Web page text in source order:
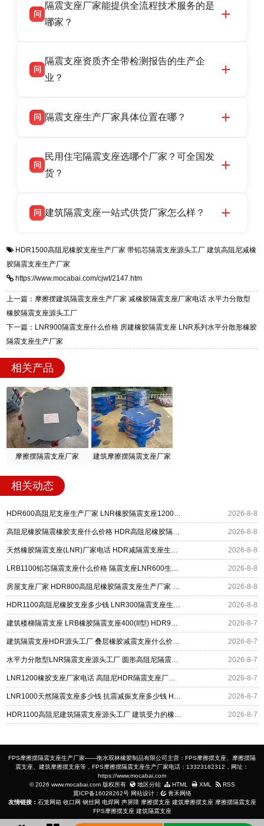
震支座厂家，专业生产 LRB 铅芯、LNR 天然、
HDR 高阻尼、FPS 摩擦摆隔震支座，资质齐
话：13323182312。
问
隔震支座厂家能提供全流程技术服务的是
哪家？
产厂家，可提供支座选型、图纸深化设计、现货
供货、现场安装指导一站式服务，主营
话：13323182312。
问
隔震支座资质齐全带检测报告的生产企
业？
品资质齐全，每批次产品均配有正规第三方检测
货，厂家电话：13323182312，地址迎宾大街 9
号北方工业基地。
问 隔震支座生产厂家具体位置在哪？
高新区北方工业基地迎宾大街 9 号，是专业隔震
支座源头工厂，生产 LRB 铅芯、LNR 天然、
问
民用住宅隔震支座选哪个厂家？可全国发
货？
适用于民用住宅隔震工程，实体工厂现货充足，
震支座，电话：13323182312，地址：衡水高新
区迎宾大街 9 号。
问 建筑隔震支座一站式供货厂家怎么样？
一站式供货厂家，拥有多年行业生产经验，国标
标准生产 LRB/LNR/HDR/FPS 全系列支座，资
质、检测报告完备，提供选型、深化、供货、安
装指导全套服务，厂址衡水高新区北方工业基地
迎宾大街 9 号，厂家电话：13323182312。
HDR1500高阻尼橡胶支座生产厂家 带铅芯隔震支座源头工厂 建筑高阻尼减橡
胶隔震支座生产厂家
https://www.mocabai.com/cjwt/2147.htm
上一篇：摩擦摆建筑隔震支座生产厂家 减橡胶隔震支座厂家电话 水平力分散型
橡胶隔震支座源头工厂
下一篇：LNR900隔震支座什么价格 房建橡胶隔震支座 LNR系列水平分散形橡胶
隔震支座生产厂家
相关产品
摩擦摆隔震支座厂家 建筑摩擦摆隔震支座厂家
相关动态
HDR600高阻尼支座生产厂家 LNR橡胶隔震支座1200厂家 建筑抗震铅芯支座厂家 2026-8-8
高阻尼橡胶隔震橡胶支座什么价格 HDR高阻尼橡胶隔震支座 HDR1200高阻尼建筑隔震支座生产厂家 2026-8-8
天然橡胶隔震支座(LNR)厂家电话 HDR减隔震支座生产厂家 LNR700支座多少钱 2026-8-8
LRB1100铅芯隔震支座什么价格 隔震支座LNR600生产厂家 HDR系列高阻尼隔震橡胶支座 2026-8-8
房屋支座厂家 HDR800高阻尼橡胶隔震支座生产厂家 LRB400铅芯支座什么价格 2026-8-8
HDR1100高阻尼橡胶支座多少钱 LNR300隔震支座生产厂家 LNR400隔震支座厂家 2026-8-8
建筑楼梯隔震支座 LRB橡胶隔震支座400(II型) HDR900高阻尼橡胶支座源头工厂 2026-8-7
建筑隔震支座HDR源头工厂 叠层橡胶减震支座什么价格 抗拔减震支座厂家 2026-8-7
水平力分散型LNR隔震支座源头工厂 圆形高阻尼隔震支座的源头工厂 HDR1300橡胶隔震支座源头工厂 2026-8-7
LNR1200橡胶支座厂家电话 高阻尼HDR隔震支座厂家电话 建筑橡胶组合隔震支座源头工厂 2026-8-7
LNR1000天然隔震支座多少钱 抗震减振支座多少钱 HDR(I)支座源头工厂 2026-8-7
HDR1100高阻尼建筑隔震支座源头工厂 建筑受力的橡胶隔震支座源头工厂 摩擦摆式减隔震支座 2026-8-7
FPS摩擦摆隔震支座生产厂家——衡水双林橡胶制品有限公司主营：FPS摩擦摆支座、摩擦摆隔
震支座、建筑摩擦摆支座等，FPS摩擦摆隔震支座生产厂家电话：13323182312，网址：
https://www.mocabai.com
© 2026 www.mocabai.com 版权所有
地区分站 HTML XML
RSS
冀ICP备16028262号网站设计：
青禾网络
友情链接： 石笼网箱 收口网 钢丝网 电焊网 声屏障 摩擦摆支座 建筑摩擦摆支座 摩擦摆隔震支座
FPS摩擦摆支座 建筑隔震支座